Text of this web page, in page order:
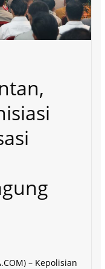
– Kepolisian